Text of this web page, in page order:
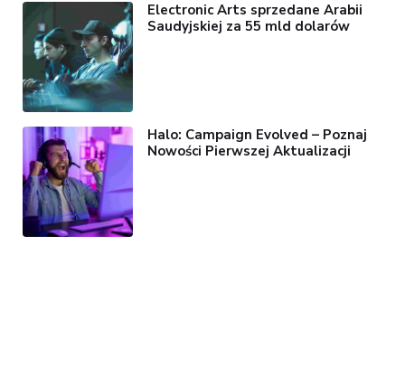
Electronic Arts sprzedane Arabii
Saudyjskiej za 55 mld dolarów
Halo: Campaign Evolved – Poznaj
Nowości Pierwszej Aktualizacji